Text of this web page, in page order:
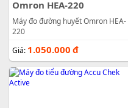
Omron HEA-220
Máy đo đường huyết Omron HEA-
220
Giá: 1.050.000 đ